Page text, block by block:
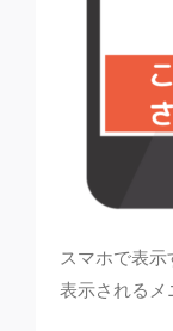
スマホで表
表示されるメ